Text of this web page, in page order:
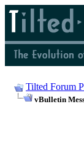
Tilted Forum
vBulletin